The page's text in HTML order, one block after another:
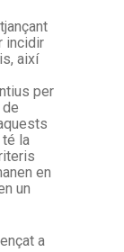
incidir
així
per
té la
en
un
a